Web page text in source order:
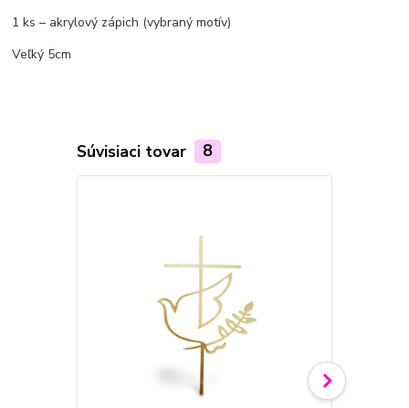
1 ks – akrylový zápich (vybraný motív)
Veľký 5cm
Súvisiaci tovar 8